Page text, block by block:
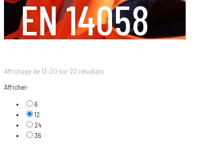
EN 14058
Affichage de 13–20 sur 20 résultats
Afficher:
6
12
24
36